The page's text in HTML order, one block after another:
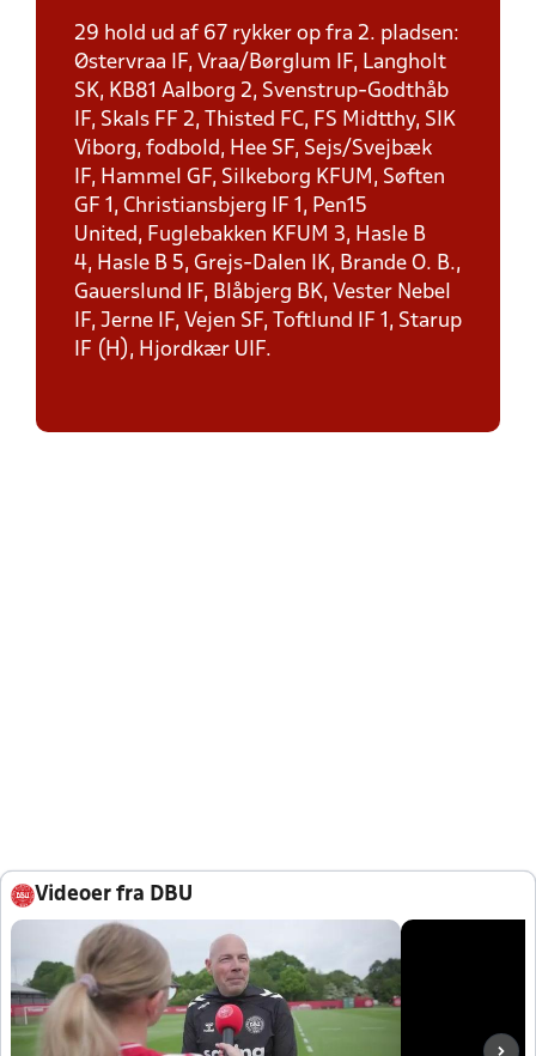
29 hold ud af 67 rykker op fra 2. pladsen:
Østervraa IF, Vraa/Børglum IF, Langholt
SK, KB81 Aalborg 2, Svenstrup-Godthåb
IF, Skals FF 2, Thisted FC, FS Midtthy, SIK
Viborg, fodbold, Hee SF, Sejs/Svejbæk
IF, Hammel GF, Silkeborg KFUM, Søften
GF 1, Christiansbjerg IF 1, Pen15
United, Fuglebakken KFUM 3, Hasle B
4, Hasle B 5, Grejs-Dalen IK, Brande O. B.,
Gauerslund IF, Blåbjerg BK, Vester Nebel
IF, Jerne IF, Vejen SF, Toftlund IF 1, Starup
IF (H), Hjordkær UIF.
Videoer fra DBU